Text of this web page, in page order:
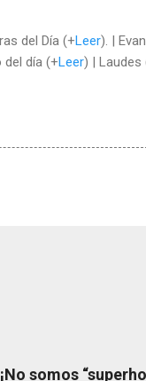
del Día (+Leer). |
del día (+Leer) | Laudes
somos